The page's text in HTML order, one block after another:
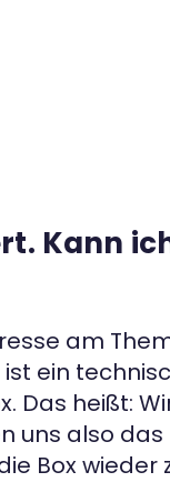
Kann
am
ein
Das heißt:
uns also
Box